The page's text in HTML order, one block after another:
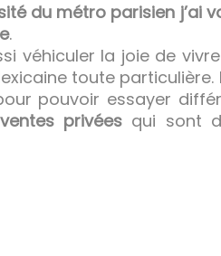
du métro parisien j’ai
.
véhiculer la joie de
toute
pouvoir essayer
privées qui sont